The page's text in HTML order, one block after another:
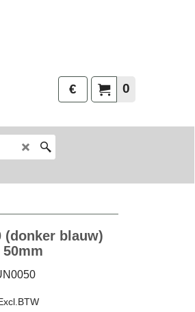
0
€
(donker blauw)